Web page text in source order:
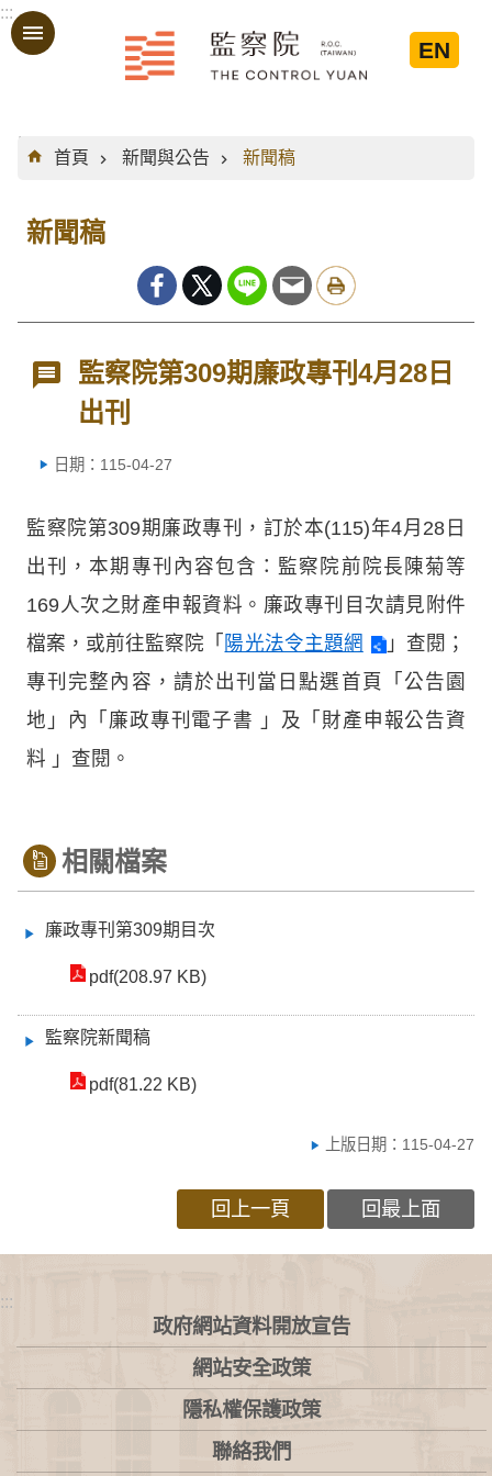
跳到主要內容區塊
:::
EN
:::
首頁
新聞與公告 新聞稿
新聞稿
監察院第309期廉政專刊4月28日
出刊
日期：115-04-27
監察院第309期廉政專刊，訂於本(115)年4月28日
出刊，本期專刊內容包含：監察院前院長陳菊等
169人次之財產申報資料。廉政專刊目次請見附件
檔案，或前往監察院「 陽光法令主題網
」查閱；
專刊完整內容，請於出刊當日點選首頁「公告園
地」內「廉政專刊電子書 」及「財產申報公告資
料 」查閱。
相關檔案
廉政專刊第309期目次
pdf(208.97 KB)
監察院新聞稿
pdf(81.22 KB)
上版日期：115-04-27
回上一頁 回最上面
:::
政府網站資料開放宣告
網站安全政策
隱私權保護政策
聯絡我們